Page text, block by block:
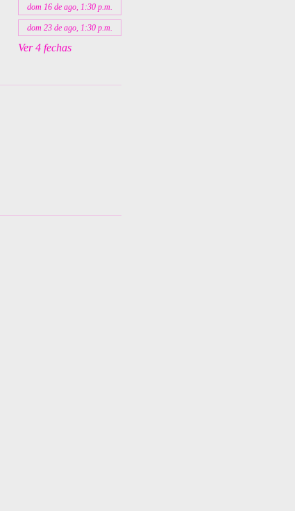
dom 16 de ago, 1:30 p.m.
dom 23 de ago, 1:30 p.m.
Ver 4 fechas